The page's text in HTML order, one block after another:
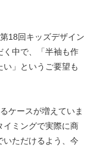
18回キッズデザイン
く中で、「半袖も作
」というご要望も
ケースが増えていま
イミングで実際に商
ただけるよう、今